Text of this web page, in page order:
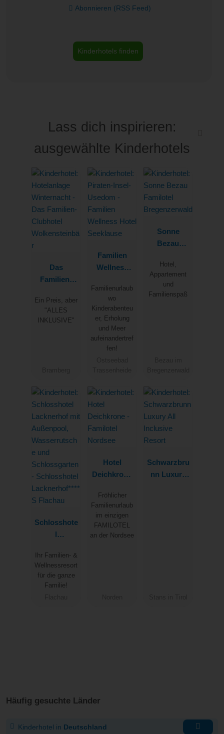
Abonnieren (RSS Feed)
Kinderhotels finden
Lass dich inspirieren:
ausgewählte Kinderhotels
Das
Familien-
Wolkenstein
bär
Ein Preis, aber
"ALLES
INKLUSIVE"
Familien
Wellness
Seeklause
Familienurlaub
wo
Kinderabenteu
er, Erholung
und Meer
aufeinandertref
fen!
Sonne
Bezau
Bregenzerw
ald
Hotel,
Appartement
und
Familienspaß
Schlosshote
l
***S Flachau
Ihr Familien- &
Wellnessresort
für die ganze
Familie!
Hotel
Deichkrone
Nordsee
Fröhlicher
Familienurlaub
im einzigen
FAMILOTEL
an der Nordsee
Schwarzbru
nn Luxury
Häufig gesuchte Länder
Kinderhotel in Deutschland